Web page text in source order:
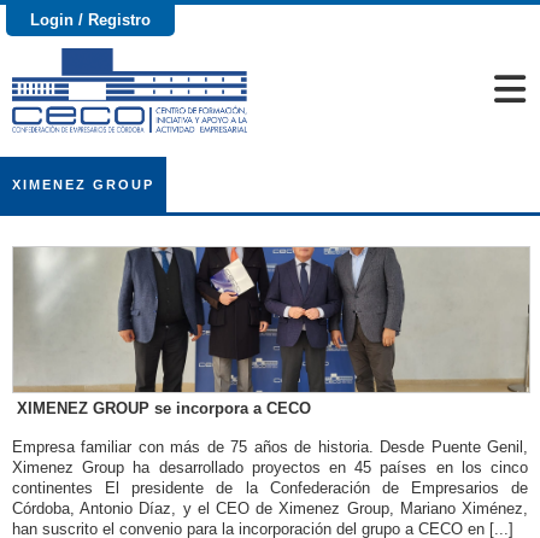
Login / Registro
XIMENEZ GROUP
XIMENEZ GROUP se incorpora a CECO
Empresa familiar con más de 75 años de historia. Desde Puente Genil,
Ximenez Group ha desarrollado proyectos en 45 países en los cinco
continentes El presidente de la Confederación de Empresarios de
Córdoba, Antonio Díaz, y el CEO de Ximenez Group, Mariano Ximénez,
han suscrito el convenio para la incorporación del grupo a CECO en [...]